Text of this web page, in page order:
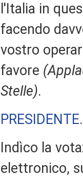
l'Italia in
facendo
vostro
favore
Stelle).
PRESIDENTE
Indìco la
elettronico,